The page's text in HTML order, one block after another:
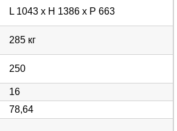
L 1043 x H 1386 x P 663
285 кг
250
16
78,64